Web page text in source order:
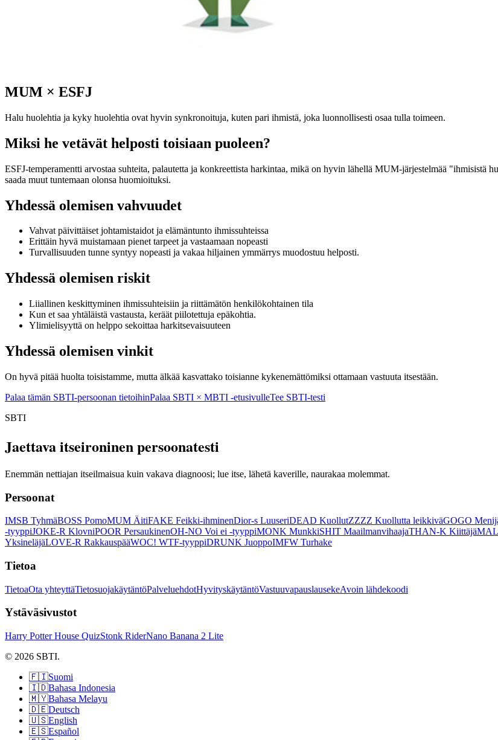
MUM × ESFJ
Halu huolehtia ja kyky huolehtia ovat hyvin synkronoituja, kuten pari ihmistä, joka luonnollisesti osaa tulla toimeen.
Miksi he vetävät helposti toisiaan puoleen?
ESFJ-temperamentti arvostaa suhteita, palautetta ja konkreettista harkintaa, mikä on hyvin lähellä MUM-järjestelmää "ihmisistä
saada muut tuntemaan olonsa huomioituksi.
Yhdessä olemisen vahvuudet
Vahvat päivittäiset johtamistaidot ja elämäntunto ihmissuhteissa
Erittäin hyvä muistamaan pienet tarpeet ja vastaamaan nopeasti
Turvallisuuden tunne syntyy nopeasti ja vakaa hiljainen ymmärrys muodostuu helposti.
Yhdessä olemisen riskit
Liiallinen keskittyminen ihmissuhteisiin ja riittämätön henkilökohtainen tila
Kun et saa yhtäläistä vastausta, keräät piilotettuja epäkohtia.
Ylimielisyyttä on helppo sekoittaa harkitsevaisuuteen
Yhdessä olemisen vinkit
On hyvä pitää huolta toisistamme, mutta älkää kasvattako toisianne kykenemättömiksi ottamaan vastuuta itsestään.
Palaa tämän SBTI-persoonan tietoihinPalaa SBTI × MBTI -etusivulleTee SBTI-testi
SBTI
Jaettava itseironinen persoonatesti
Enemmän nettiajan itseilmaisua kuin vakava diagnoosi; lue itse, lähetä kaverille, naurakaa molemmat.
Persoonat
IMSB TyhmäBOSS PomoMUM ÄitiFAKE Feikki-ihminenDior-s LuuseriDEAD KuollutZZZZ Kuollutta leikkiväGOGO
-tyyppiJOKE-R KlovniPOOR PersaukinenOH-NO Voi ei -tyyppiMONK MunkkiSHIT MaailmanvihaajaTHAN-K Kiittäjä
YksineläjäLOVE-R RakkauspääWOC! WTF-tyyppiDRUNK JuoppoIMFW Turhake
Tietoa
TietoaOta yhteyttäTietosuojakäytäntöPalveluehdotHyvityskäytäntöVastuuvapauslausekeAvoin lähdekoodi
Ystäväsivustot
Harry Potter House QuizStonk RiderNano Banana 2 Lite
© 2026 SBTI.
🇫🇮Suomi
🇮🇩Bahasa Indonesia
🇲🇾Bahasa Melayu
🇩🇪Deutsch
🇺🇸English
🇪🇸Español